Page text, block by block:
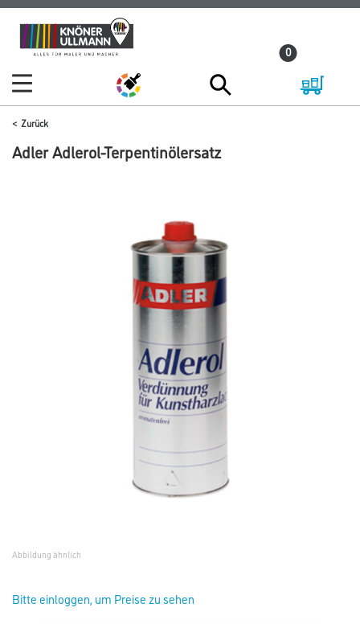
Zum
Inhalt
Zum
Navigationsmenü
0
Zurück
Adler Adlerol-Terpentinölersatz
Abbildung ähnlich
Bitte einloggen, um Preise zu sehen